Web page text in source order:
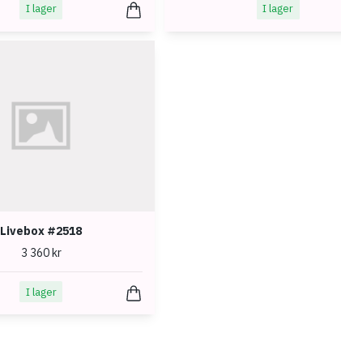
I lager I lager
Livebox #2518
3 360 kr
I lager